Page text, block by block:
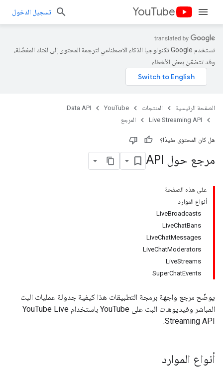
YouTube تسجيل الدخول
تستخدم Google تكنولوجيا الذكاء الاصطناعي لترجمة المحتوى إلى لغتك المفضّلة،
وقد تتضمّن بعض الأخطاء.
الصفحة الرئيسية المنتجات YouTube
Data API
Live Streaming API
المرجع
هل كان المحتوى مفيدًا؟
مرجع حول API
على هذه الصفحة
أنواع الموارد
LiveBroadcasts
LiveChatBans
LiveChatMessages
LiveChatModerators
LiveStreams
SuperChatEvents
يوضّح مرجع واجهة برمجة التطبيقات هذا كيفية جدولة عمليات البث
المباشر وفيديوهات البث على YouTube باستخدام YouTube Live
Streaming API.
أنواع الموارد